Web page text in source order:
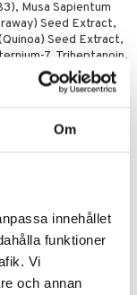
Om
innehållet
funktioner
Vi
och annan
Musa Sapientum
Seed Extract,
Seed Extract,
7, Triheptanoin,
Laurate, Castor
Sodium
Acid/Butanediol
Hydroxide,